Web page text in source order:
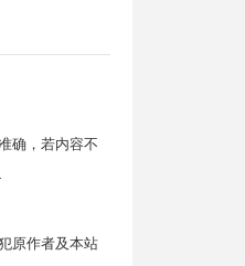
确，若内容不
原作者及本站